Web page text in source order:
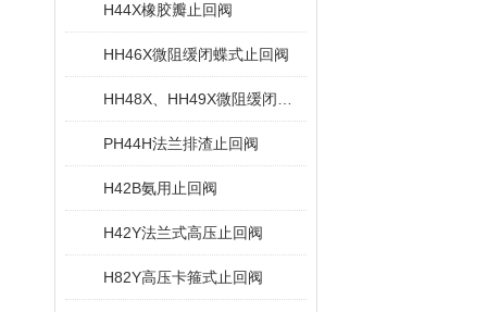
H44X橡胶瓣止回阀
HH46X微阻缓闭蝶式止回阀
PH44H法兰排渣止回阀
H42B氨用止回阀
H42Y法兰式高压止回阀
H82Y高压卡箍式止回阀